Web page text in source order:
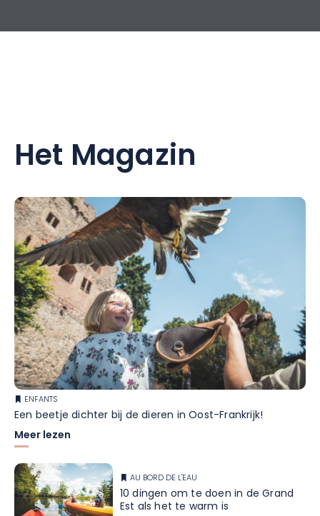
Het Magazin
ENFANTS
Een beetje dichter bij de dieren in Oost-Frankrijk!
Meer lezen
AU BORD DE L'EAU
10 dingen om te doen in de Grand
Est als het te warm is